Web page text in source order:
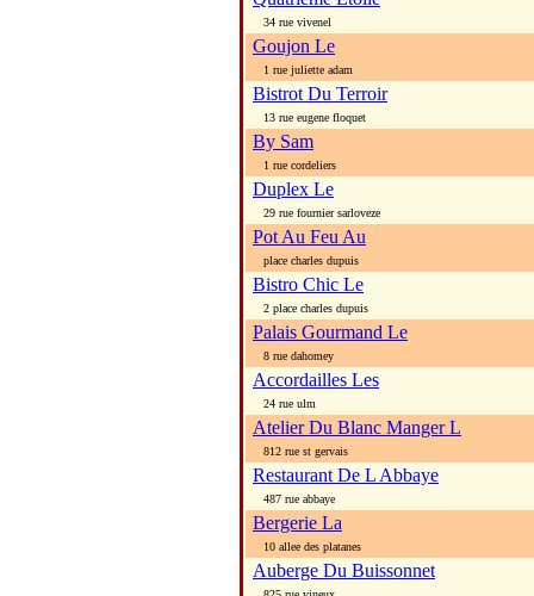
34 rue vivenel
Goujon Le
1 rue juliette adam
Bistrot Du Terroir
13 rue eugene floquet
By Sam
1 rue cordeliers
Duplex Le
29 rue fournier sarloveze
Pot Au Feu Au
place charles dupuis
Bistro Chic Le
2 place charles dupuis
Palais Gourmand Le
8 rue dahomey
Accordailles Les
24 rue ulm
Atelier Du Blanc Manger L
812 rue st gervais
Restaurant De L Abbaye
487 rue abbaye
Bergerie La
10 allee des platanes
Auberge Du Buissonnet